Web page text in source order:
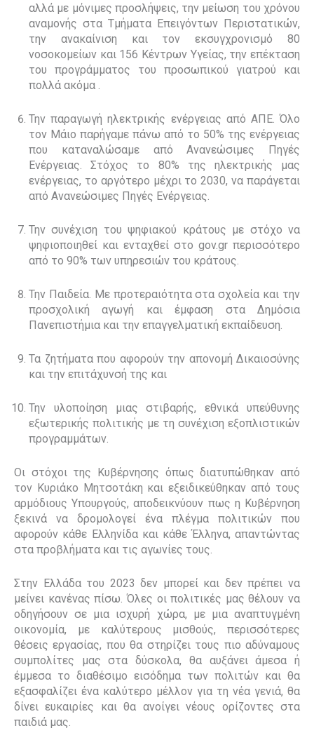
αλλά με μόνιμες προσλήψεις, την μείωση του χρόνου
αναμονής στα Τμήματα Επειγόντων Περιστατικών,
την ανακαίνιση και τον εκσυγχρονισμό 80
νοσοκομείων και 156 Κέντρων Υγείας, την επέκταση
του προγράμματος του προσωπικού γιατρού και
πολλά ακόμα .
Την παραγωγή ηλεκτρικής ενέργειας από ΑΠΕ. Όλο
τον Μάιο παρήγαμε πάνω από το 50% της ενέργειας
που καταναλώσαμε από Ανανεώσιμες Πηγές
Ενέργειας. Στόχος το 80% της ηλεκτρικής μας
ενέργειας, το αργότερο μέχρι το 2030, να παράγεται
από Ανανεώσιμες Πηγές Ενέργειας.
Την συνέχιση του ψηφιακού κράτους με στόχο να
ψηφιοποιηθεί και ενταχθεί στο gov.gr περισσότερο
από το 90% των υπηρεσιών του κράτους.
Την Παιδεία. Με προτεραιότητα στα σχολεία και την
προσχολική αγωγή και έμφαση στα Δημόσια
Πανεπιστήμια και την επαγγελματική εκπαίδευση.
Τα ζητήματα που αφορούν την απονομή Δικαιοσύνης
και την επιτάχυνσή της και
Την υλοποίηση μιας στιβαρής, εθνικά υπεύθυνης
εξωτερικής πολιτικής με τη συνέχιση εξοπλιστικών
προγραμμάτων.
Οι στόχοι της Κυβέρνησης όπως διατυπώθηκαν από
τον Κυριάκο Μητσοτάκη και εξειδικεύθηκαν από τους
αρμόδιους Υπουργούς, αποδεικνύουν πως η Κυβέρνηση
ξεκινά να δρομολογεί ένα πλέγμα πολιτικών που
αφορούν κάθε Ελληνίδα και κάθε Έλληνα, απαντώντας
στα προβλήματα και τις αγωνίες τους.
Στην Ελλάδα του 2023 δεν μπορεί και δεν πρέπει να
μείνει κανένας πίσω. Όλες οι πολιτικές μας θέλουν να
οδηγήσουν σε μια ισχυρή χώρα, με μια αναπτυγμένη
οικονομία, με καλύτερους μισθούς, περισσότερες
θέσεις εργασίας, που θα στηρίζει τους πιο αδύναμους
συμπολίτες μας στα δύσκολα, θα αυξάνει άμεσα ή
έμμεσα το διαθέσιμο εισόδημα των πολιτών και θα
εξασφαλίζει ένα καλύτερο μέλλον για τη νέα γενιά, θα
δίνει ευκαιρίες και θα ανοίγει νέους ορίζοντες στα
παιδιά μας.